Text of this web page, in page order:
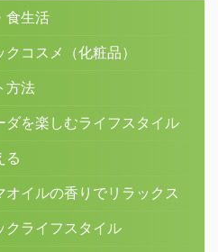
食生活
コスメ（化粧品）
方法
ダを楽しむライフスタイル
る
イルの香りでリラックス
クライフスタイル